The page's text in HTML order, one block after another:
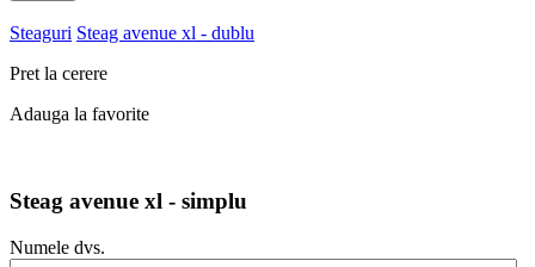
Steaguri Steag avenue xl - dublu
Pret la cerere
Adauga la favorite
Steag avenue xl - simplu
Numele dvs.